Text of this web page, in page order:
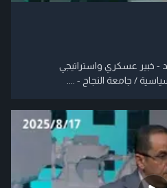
- خبير عسكري واستراتيجي
/ جامعة النجاح - ....